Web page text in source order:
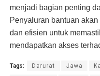
menjadi bagian penting
Penyaluran bantuan
dan efisien untuk
mendapatkan akses
Tags: Darurat Jawa